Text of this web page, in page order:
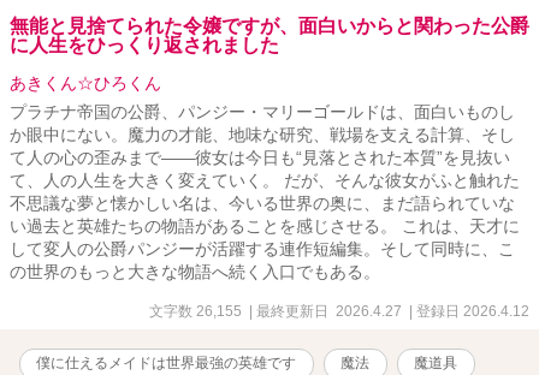
無能と見捨てられた令嬢ですが、面白いからと関わった公爵
に人生をひっくり返されました
あきくん☆ひろくん
プラチナ帝国の公爵、パンジー・マリーゴールドは、面白いものし
か眼中にない。魔力の才能、地味な研究、戦場を支える計算、そし
て人の心の歪みまで――彼女は今日も“見落とされた本質”を見抜い
て、人の人生を大きく変えていく。 だが、そんな彼女がふと触れた
不思議な夢と懐かしい名は、今いる世界の奥に、まだ語られていな
い過去と英雄たちの物語があることを感じさせる。 これは、天才に
して変人の公爵パンジーが活躍する連作短編集。そして同時に、こ
の世界のもっと大きな物語へ続く入口でもある。
文字数 26,155 | 最終更新日 2026.4.27 | 登録日 2026.4.12
僕に仕えるメイドは世界最強の英雄です 魔法 魔道具